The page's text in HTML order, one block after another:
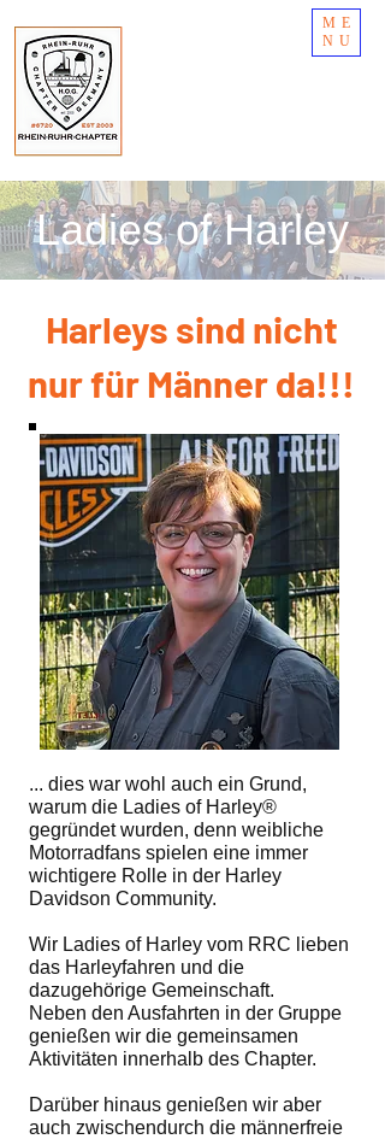
ME
NU
Ladies of Harley
Harleys sind nicht
nur für Männer da!!!
... dies war wohl auch ein Grund,
warum die Ladies of Harley®
gegründet wurden, denn weibliche
Motorradfans spielen eine immer
wichtigere Rolle in der Harley
Davidson Community.
Wir Ladies of Harley vom RRC lieben
das Harleyfahren und die
dazugehörige Gemeinschaft.
Neben den Ausfahrten in der Gruppe
genießen wir die gemeinsamen
Aktivitäten innerhalb des Chapter.
Darüber hinaus genießen wir aber
auch zwischendurch die männerfreie